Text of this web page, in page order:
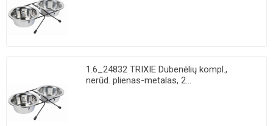
1.6_24832 TRIXIE Dubenėlių kompl.,
nerūd. plienas-metalas, 2...